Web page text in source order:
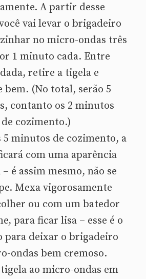
A partir desse
vai levar o brigadeiro
no micro-ondas três
1 minuto cada. Entre
retire a tigela e
bem. (No total, serão 5
contanto os 2 minutos
cozimento.)
5 minutos de cozimento, a
com uma aparência
é assim mesmo, não se
Mexa vigorosamente
ou com um batedor
para ficar lisa – esse é o
para deixar o brigadeiro
ondas bem cremoso.
ao micro-ondas em